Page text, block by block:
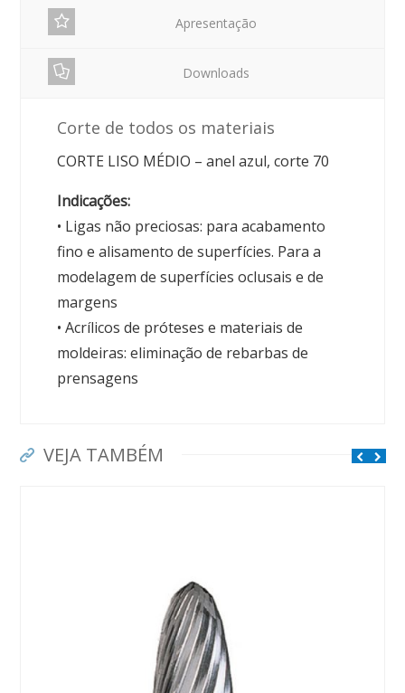
Apresentação
Downloads
Corte de todos os materiais
CORTE LISO MÉDIO – anel azul, corte 70
Indicações:
• Ligas não preciosas: para acabamento
fino e alisamento de superfícies. Para a
modelagem de superfícies oclusais e de
margens
• Acrílicos de próteses e materiais de
moldeiras: eliminação de rebarbas de
prensagens
VEJA TAMBÉM